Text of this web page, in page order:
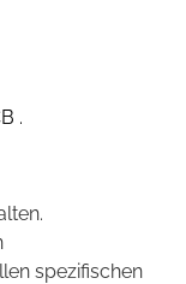
.
spezifischen